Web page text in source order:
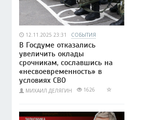
12.11.2025 23:31 СОБЫТИЯ
В Госдуме отказались
увеличить оклады
срочникам, сославшись на
«несвоевременность» в
условиях СВО
МИХАИЛ ДЕЛЯГИН 1626